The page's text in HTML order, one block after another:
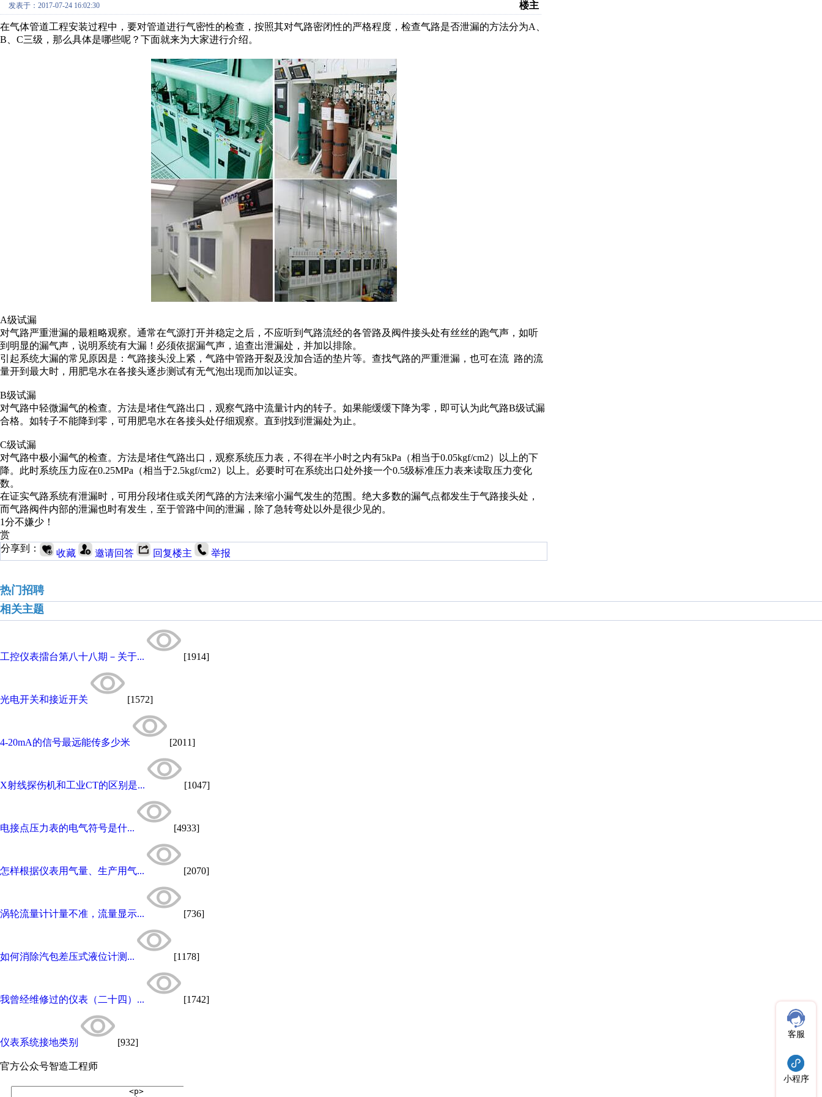
发表于：2017-07-24 16:02:30 楼主
在气体管道工程安装过程中，要对管道进行气密性的检查，按照其对气路密闭性的严格程度，检查气路是否泄漏的方法分为A、
B、C三级，那么具体是哪些呢？下面就来为大家进行介绍。
A级试漏
对气路严重泄漏的最粗略观察。通常在气源打开并稳定之后，不应听到气路流经的各管路及阀件接头处有丝丝的跑气声，如听
到明显的漏气声，说明系统有大漏！必须依据漏气声，追查出泄漏处，并加以排除。
引起系统大漏的常见原因是：气路接头没上紧，气路中管路开裂及没加合适的垫片等。查找气路的严重泄漏，也可在流 路的流
量开到最大时，用肥皂水在各接头逐步测试有无气泡出现而加以证实。
B级试漏
对气路中轻微漏气的检查。方法是堵住气路出口，观察气路中流量计内的转子。如果能缓缓下降为零，即可认为此气路B级试漏
合格。如转子不能降到零，可用肥皂水在各接头处仔细观察。直到找到泄漏处为止。
C级试漏
对气路中极小漏气的检查。方法是堵住气路出口，观察系统压力表，不得在半小时之内有5kPa（相当于0.05kgf/cm2）以上的下
降。此时系统压力应在0.25MPa（相当于2.5kgf/cm2）以上。必要时可在系统出口处外接一个0.5级标准压力表来读取压力变化
数。
在证实气路系统有泄漏时，可用分段堵住或关闭气路的方法来缩小漏气发生的范围。绝大多数的漏气点都发生于气路接头处，
而气路阀件内部的泄漏也时有发生，至于管路中间的泄漏，除了急转弯处以外是很少见的。
1分不嫌少！
赏
分享到：
收藏 邀请回答 回复楼主 举报
热门招聘
相关主题
工控仪表擂台第八十八期－关于... [1914]
光电开关和接近开关 [1572]
4-20mA的信号最远能传多少米 [2011]
X射线探伤机和工业CT的区别是... [1047]
电接点压力表的电气符号是什... [4933]
怎样根据仪表用气量、生产用气... [2070]
涡轮流量计计量不准，流量显示... [736]
如何消除汽包差压式液位计测... [1178]
我曾经维修过的仪表（二十四）... [1742]
仪表系统接地类别 [932]
官方公众号智造工程师
客服
小程序